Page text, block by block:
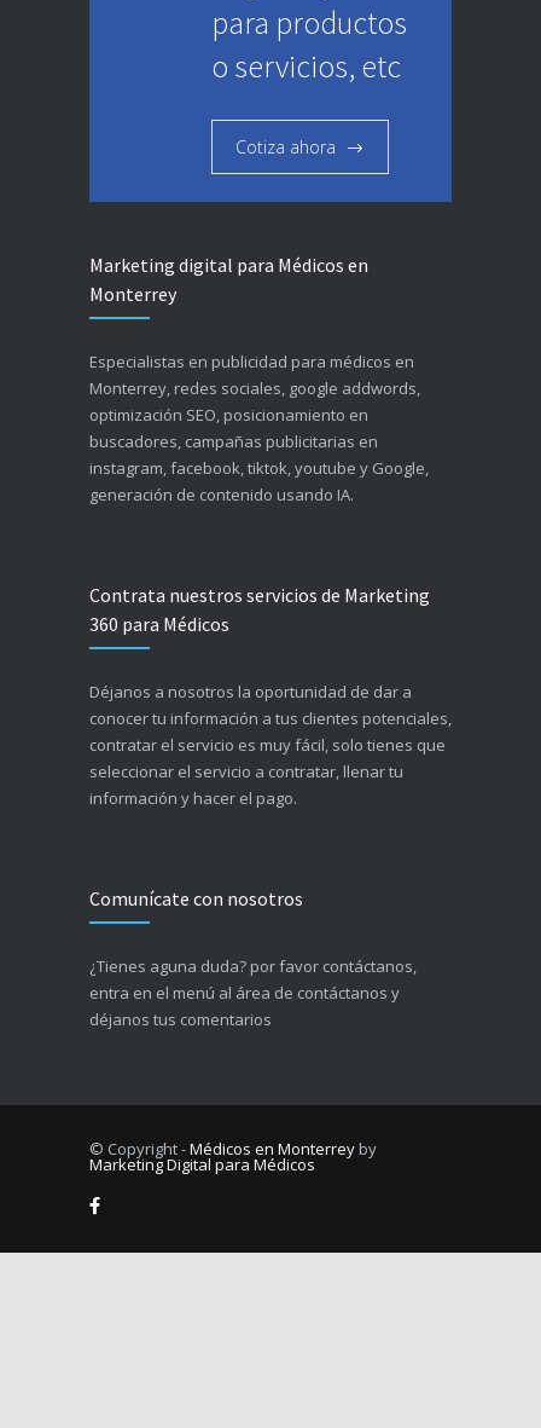
para productos
o servicios, etc
Cotiza ahora
Marketing digital para Médicos en
Monterrey
Especialistas en publicidad para médicos en
Monterrey, redes sociales, google addwords,
optimización SEO, posicionamiento en
buscadores, campañas publicitarias en
instagram, facebook, tiktok, youtube y Google,
generación de contenido usando IA.
Contrata nuestros servicios de Marketing
360 para Médicos
Déjanos a nosotros la oportunidad de dar a
conocer tu información a tus clientes potenciales,
contratar el servicio es muy fácil, solo tienes que
seleccionar el servicio a contratar, llenar tu
información y hacer el pago.
Comunícate con nosotros
¿Tienes aguna duda? por favor contáctanos,
entra en el menú al área de contáctanos y
déjanos tus comentarios
© Copyright -Médicos en Monterreyby
Marketing Digital para Médicos